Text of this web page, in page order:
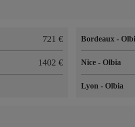
721 €
1402 €
Bordeaux -
Nice - Olbia
Lyon - Olbia